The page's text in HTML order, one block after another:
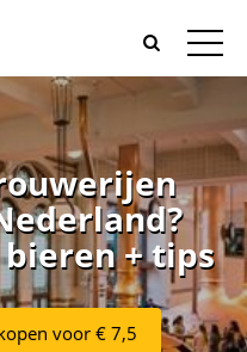
+ tips
voor € 7,5